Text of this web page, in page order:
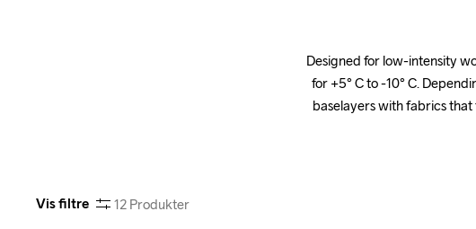
Designed for low-intensity
for +5° C to -10° C.
baselayers with fabrics
Vis filtre 12 Produkter